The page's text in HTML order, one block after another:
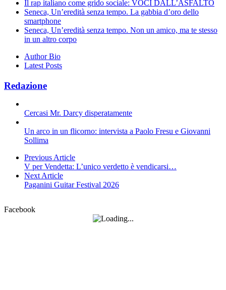
Il rap italiano come grido sociale: VOCI DALL’ASFALTO
Seneca, Un’eredità senza tempo. La gabbia d’oro dello
smartphone
Seneca, Un’eredità senza tempo. Non un amico, ma te stesso
in un altro corpo
Author Bio
Latest Posts
Redazione
Cercasi Mr. Darcy disperatamente
Un arco in un flicorno: intervista a Paolo Fresu e Giovanni
Sollima
Previous Article
V per Vendetta: L’unico verdetto è vendicarsi…
Next Article
Paganini Guitar Festival 2026
Facebook